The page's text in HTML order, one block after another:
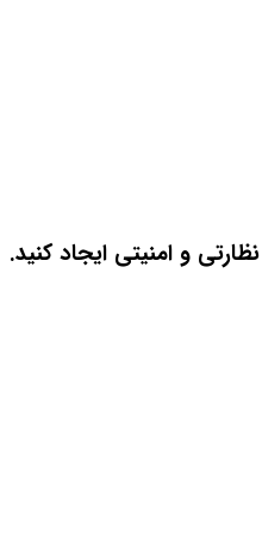
و امنیتی ایجاد کنید.